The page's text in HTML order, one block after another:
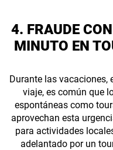
4. FRAUDE
MINUTO EN
Durante las vacaciones,
viaje, es común que
espontáneas como
aprovechan esta
para actividades
adelantado por un